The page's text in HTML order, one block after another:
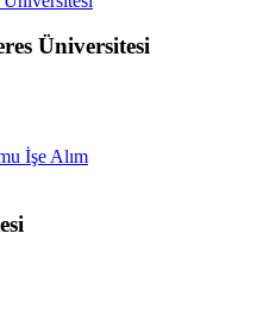
Üniversitesi
İşe Alım